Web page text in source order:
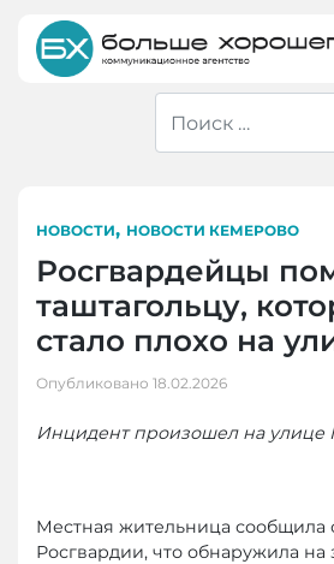
content
НОВОСТИ, НОВОСТИ КЕМЕРОВО
Росгвардейцы
таштагольцу,
стало плохо на
Опубликовано 18.02.2026
Инцидент произошел на улице
Местная жительница сообщила
Росгвардии, что обнаружила